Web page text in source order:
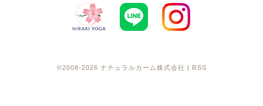
©2008-2026 ナチュラルカーム株式会社 RSS